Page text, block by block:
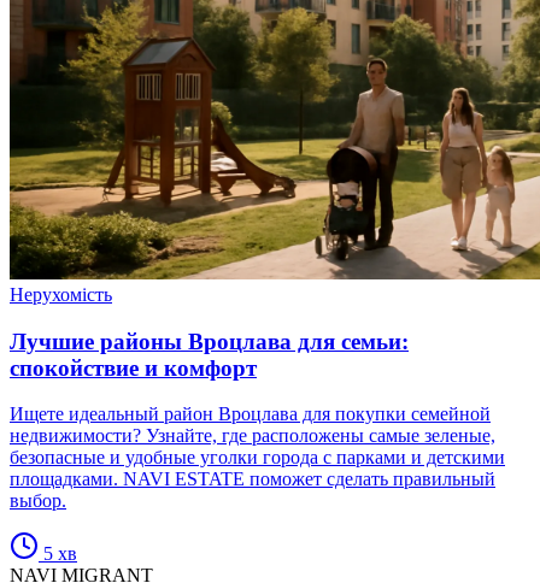
Нерухомість
Лучшие районы Вроцлава для семьи:
спокойствие и комфорт
Ищете идеальный район Вроцлава для покупки семейной
недвижимости? Узнайте, где расположены самые зеленые,
безопасные и удобные уголки города с парками и детскими
площадками. NAVI ESTATE поможет сделать правильный
выбор.
5 хв
NAVI MIGRANT